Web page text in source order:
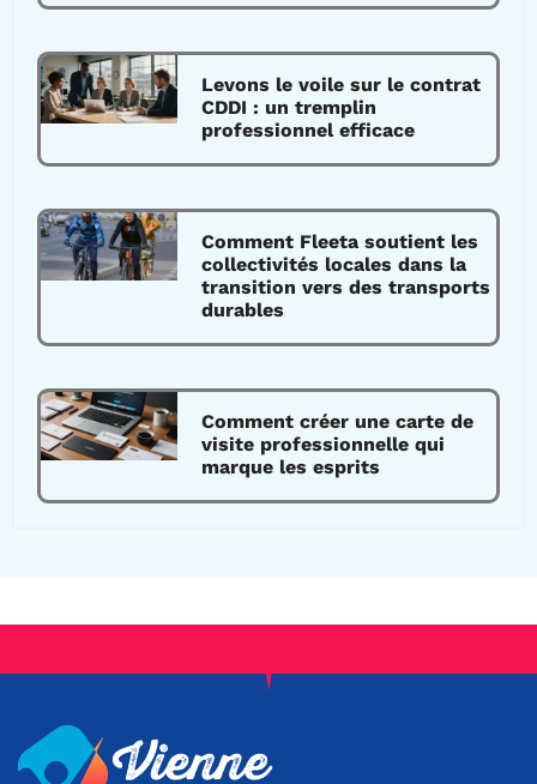
Levons le voile sur le contrat
CDDI : un tremplin
professionnel efficace
Comment Fleeta soutient les
collectivités locales dans la
transition vers des transports
durables
Comment créer une carte de
visite professionnelle qui
marque les esprits